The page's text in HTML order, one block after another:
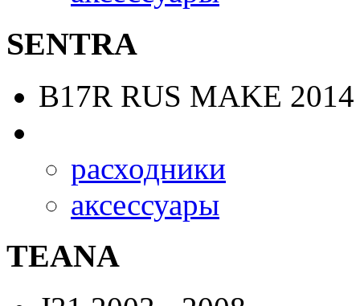
SENTRA
B17R RUS MAKE
расходники
аксессуары
TEANA